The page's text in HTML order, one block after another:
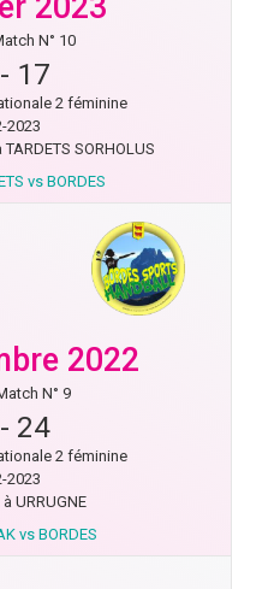
N° 10
- 17
2 féminine
2023
SORHOLUS
vs BORDES
2022
N° 9
- 24
2 féminine
2023
URRUGNE
vs BORDES